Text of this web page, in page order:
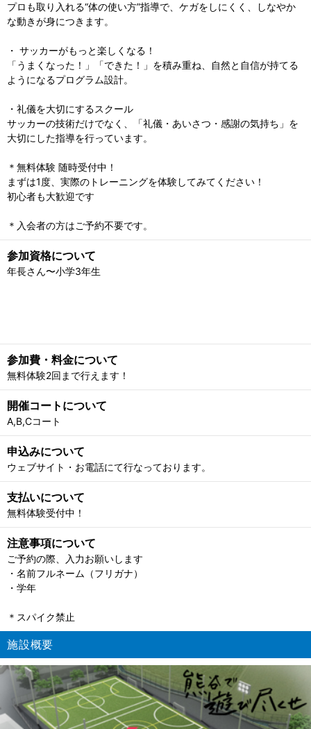
プロも取り入れる“体の使い方”指導で、ケガをしにくく、しなやか
な動きが身につきます。
・ サッカーがもっと楽しくなる！
「うまくなった！」「できた！」を積み重ね、自然と自信が持てる
ようになるプログラム設計。
・礼儀を大切にするスクール
サッカーの技術だけでなく、「礼儀・あいさつ・感謝の気持ち」を
大切にした指導を行っています。
＊無料体験 随時受付中！
まずは1度、実際のトレーニングを体験してみてください！
初心者も大歓迎です
＊入会者の方はご予約不要です。
参加資格について
年長さん〜小学3年生
参加費・料金について
無料体験2回まで行えます！
開催コートについて
A,B,Cコート
申込みについて
ウェブサイト・お電話にて行なっております。
支払いについて
無料体験受付中！
注意事項について
ご予約の際、入力お願いします
・名前フルネーム（フリガナ）
・学年
＊スパイク禁止
施設概要